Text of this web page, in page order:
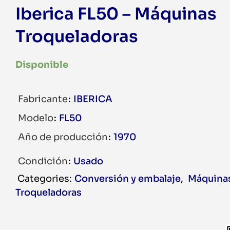
Iberica FL50 – Máquinas
Troqueladoras
Disponible
Fabricante IBERICA
Modelo FL50
Año de producción 1970
Condición Usado
Conversión y embalaje
Troqueladoras